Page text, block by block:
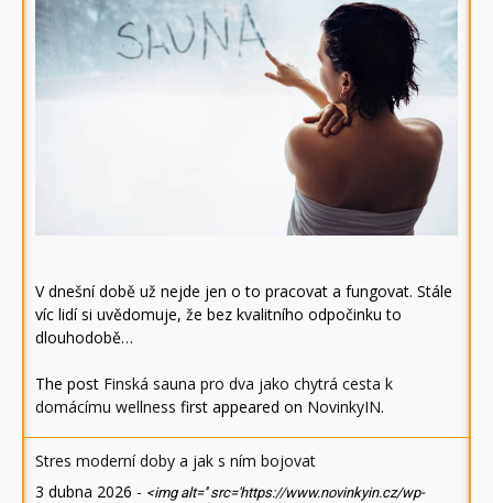
V dnešní době už nejde jen o to pracovat a fungovat. Stále
víc lidí si uvědomuje, že bez kvalitního odpočinku to
dlouhodobě…
The post Finská sauna pro dva jako chytrá cesta k
domácímu wellness first appeared on NovinkyIN.
Stres moderní doby a jak s ním bojovat
3 dubna 2026 - <img alt='' src='https://www.novinkyin.cz/wp-